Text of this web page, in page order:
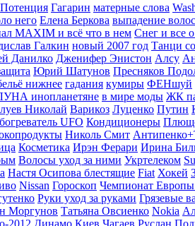
Потенция Гагарин матерные слова
него Елена Беркова выпадение волос
MAXIM и всё что в нем Снег и все
Галкин новый 2007 год Танци
Данилко Дженифер Энистон Алсу
Юрий Шатунов Пресняков
нижнее гадания кумиры ФЕНшуй
инопланетяне в мире моды ЖК
Николай Варикоз Луценко Путин
UFO Кондиционеры
Николь Смит
Косметика Ирэн Ферари Ирина
Волосы уход за ними Укртелеком
Настя Осипова блестящие Fiat Хокей
Nissan Гороскоп Чемпионат
Руки уход за руками Грязевые
Моргунов Татьяна Овсиенко Nokia
2012 Динамо Киев Чагаев Руслан